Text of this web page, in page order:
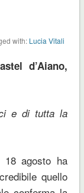
with: Lucia Vitali
d’Aiano,
e di tutta la
agosto ha
quello